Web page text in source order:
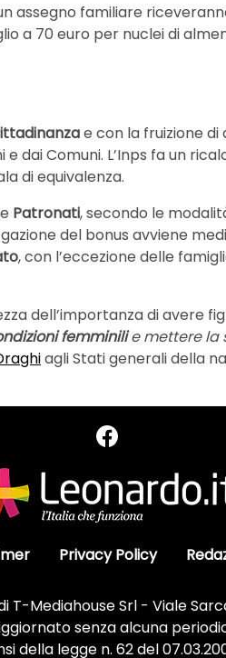
assegno familiare
a 70 euro per nuclei di
e con la fruizione di
dai Comuni. L’Inps fa un
di equivalenza.
e Patronati, secondo le
del bonus avviene
, con l’eccezione delle
dell’importanza di avere
femminilie mettere la
agli Stati generali della
Privacy Policy
Mediahouse Srl - Viale
senza alcuna
della legge n. 62 del